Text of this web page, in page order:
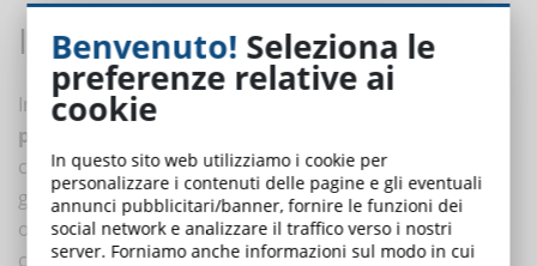
In conclusione
In conclusione, l'Analista di dati elearning è un
professionista altamente specializzato
competente, che svolge un ruolo fondamentale nel
garantire la qualità e l'efficacia dei percorsi formativi
online. La sua formazione tecnica-scientifica, unita alle
competenze e soft skill acquisite, gli consentono di
Benvenuto! Seleziona le
preferenze relative ai
cookie
In questo sito web utilizziamo i cookie per
personalizzare i contenuti delle pagine e gli eventuali
annunci pubblicitari/banner, fornire le funzioni dei
social network e analizzare il traffico verso i nostri
server. Forniamo anche informazioni sul modo in cui